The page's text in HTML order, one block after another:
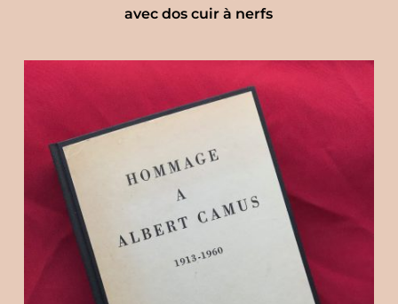
avec dos cuir à nerfs